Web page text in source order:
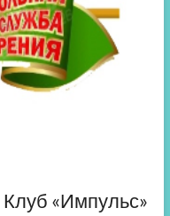
«Импульс»